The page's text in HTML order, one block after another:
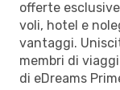
offerte
voli, hotel e
vantaggi.
membri di
di eDreams